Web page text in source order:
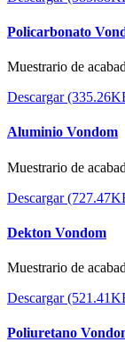
Policarbonato
Muestrario de
Descargar
Aluminio Vondom
Muestrario de
Descargar
Dekton Vondom
Muestrario de
Descargar
Poliuretano